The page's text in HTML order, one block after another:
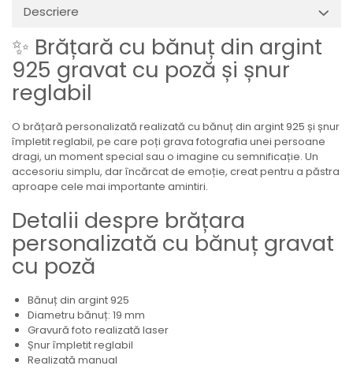
Descriere
✨ Brățară cu bănuț din argint
925 gravat cu poză și șnur
reglabil
O brățară personalizată realizată cu bănuț din argint 925 și șnur
împletit reglabil, pe care poți grava fotografia unei persoane
dragi, un moment special sau o imagine cu semnificație. Un
accesoriu simplu, dar încărcat de emoție, creat pentru a păstra
aproape cele mai importante amintiri.
Detalii despre brățara
personalizată cu bănuț gravat
cu poză
Bănuț din argint 925
Diametru bănuț: 19 mm
Gravură foto realizată laser
Șnur împletit reglabil
Realizată manual